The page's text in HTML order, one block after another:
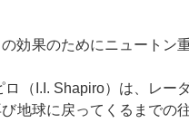
効果のためにニュートン
（I.I. Shapiro）は、レー
地球に戻ってくるまでの